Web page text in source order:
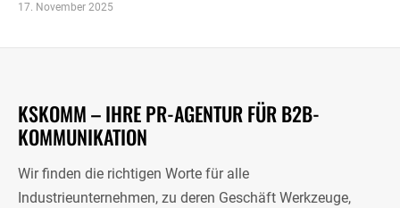
17. November 2025
KSKOMM – IHRE PR-AGENTUR FÜR B2B-
KOMMUNIKATION
Wir finden die richtigen Worte für alle
Industrieunternehmen, zu deren Geschäft Werkzeuge,